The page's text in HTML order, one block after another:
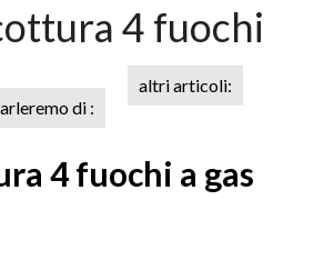
4 fuochi
di :
altri articoli:
4 fuochi a gas